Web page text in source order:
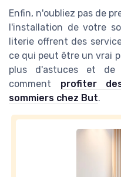
Enfin, n'oubliez pas de
l'installation de votre
literie offrent des
ce qui peut être un vrai
plus d'astuces et de
comment profiter
sommiers chez But.